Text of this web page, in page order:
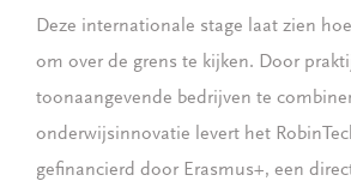
Deze internationale stage laat zien
om over de grens te kijken. Door
toonaangevende bedrijven te
onderwijsinnovatie levert het
gefinancierd door Erasmus+, een